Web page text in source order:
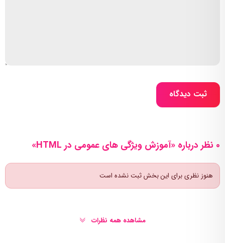
ثبت دیدگاه
0 نظر درباره «آموزش ویژگی های عمومی در HTML»
هنوز نظری برای این بخش ثبت نشده است
مشاهده همه نظرات